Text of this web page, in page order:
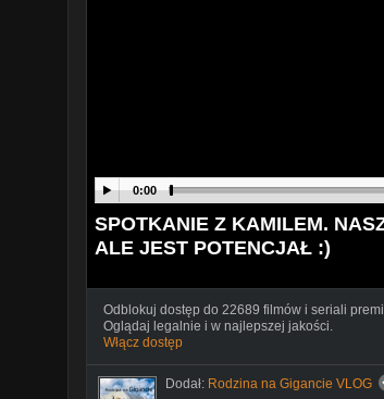
0:00
SPOTKANIE Z KAMILEM.
ALE JEST POTENCJAŁ :)
Odblokuj dostęp do 22689 filmów i seriali
Oglądaj legalnie i w najlepszej jakości.
Włącz dostęp
Dodał: Rodzina na Gigancie VLOG